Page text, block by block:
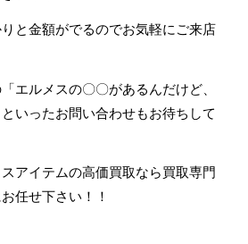
と金額がでるのでお気軽にご来店
エルメスの〇〇があるんだけど、
いったお問い合わせもお待ちして
アイテムの高価買取なら買取専門
任せ下さい！！